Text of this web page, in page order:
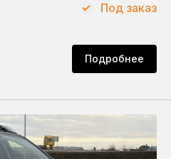
Подробнее
Под заказ